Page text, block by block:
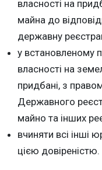
власності на
майна до
державну
у встановленому
власності на
придбані, з
Державного
майно та інших
вчиняти всі інші
цією довіреністю.